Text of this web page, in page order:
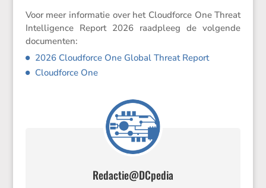
Voor meer infor­matie over het Cloud­force One Threat
Intel­li­gence Report 2026 raadpleeg de volgende
documenten:
2026 Cloud­force One Global Threat Report
Cloud­force One
Redactie@DCpedia